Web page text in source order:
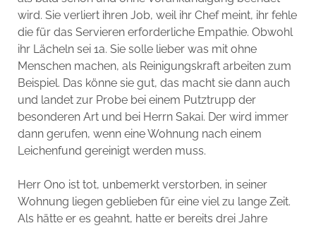
wird. Sie verliert ihren Job, weil ihr Chef meint, ihr fehle
die für das Servieren erforderliche Empathie. Obwohl
ihr Lächeln sei 1a. Sie solle lieber was mit ohne
Menschen machen, als Reinigungskraft arbeiten zum
Beispiel. Das könne sie gut, das macht sie dann auch
und landet zur Probe bei einem Putztrupp der
besonderen Art und bei Herrn Sakai. Der wird immer
dann gerufen, wenn eine Wohnung nach einem
Leichenfund gereinigt werden muss.
Herr Ono ist tot, unbemerkt verstorben, in seiner
Wohnung liegen geblieben für eine viel zu lange Zeit.
Als hätte er es geahnt, hatte er bereits drei Jahre